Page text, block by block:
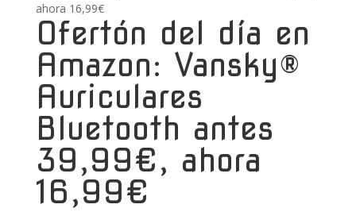
ahora 16,99€
Ofertón del día en
Amazon: Vansky®
Auriculares
Bluetooth antes
39,99€, ahora
16,99€